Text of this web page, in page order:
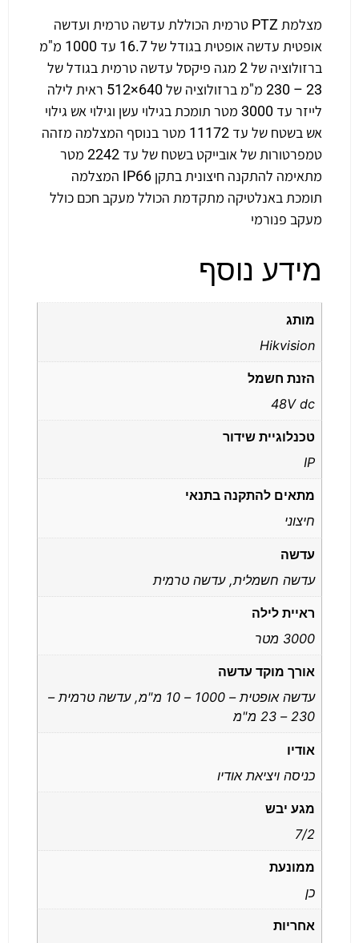
מצלמת PTZ טרמית הכוללת עדשה טרמית ועדשה
אופטית עדשה אופטית בגודל של 16.7 עד 1000 מ"מ
ברזולוציה של 2 מגה פיקסל עדשה טרמית בגודל של
23 – 230 מ"מ ברזולוציה של 640×512 ראית לילה
לייזר עד 3000 מטר תומכת בגילוי עשן וגילוי אש גילוי
אש בשטח של עד 11172 מטר בנוסף המצלמה מזהה
טמפרטורות של אובייקט בשטח של עד 2242 מטר
מתאימה להתקנה חיצונית בתקן IP66 המצלמה
תומכת באנלטיקה מתקדמת הכולל מעקב חכם כולל
מעקב פנורמי
מידע נוסף
מותג
Hikvision
הזנת חשמל
48V dc
טכנלוגיית שידור
IP
מתאים להתקנה בתנאי
חיצוני
עדשה
עדשה חשמלית, עדשה טרמית
ראיית לילה
3000 מטר
אורך מוקד עדשה
עדשה אופטית – 1000 – 10 מ"מ, עדשה טרמית –
230 – 23 מ"מ
אודיו
כניסה ויציאת אודיו
מגע יבש
7/2
ממונעת
כן
אחריות